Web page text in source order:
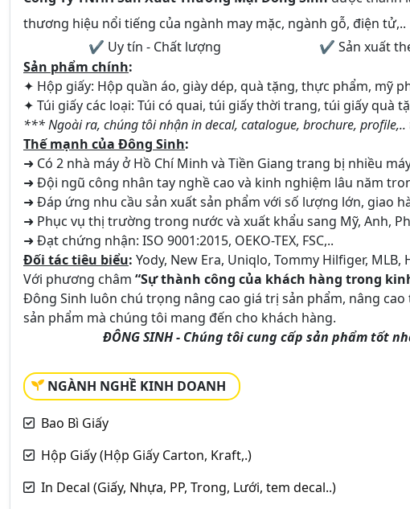
thương hiệu nổi tiếng của ngành may mặc, ngành gỗ, điện tử,..
✔ Uy tín - Chất lượng
✔ Sản xuất
Sản phẩm chính:
✦ Hộp giấy: Hộp quần áo, giày dép, quà tặng, thực phẩm, mỹ
✦ Túi giấy các loại: Túi có quai, túi giấy thời trang, túi giấy quà
*** Ngoài ra, chúng tôi nhận in decal, catalogue, brochure, profile,..
Thế mạnh của Đông Sinh:
➜ Có 2 nhà máy ở Hồ Chí Minh và Tiền Giang trang bị nhiều
➜ Đội ngũ công nhân tay nghề cao và kinh nghiệm lâu năm
➜ Đáp ứng nhu cầu sản xuất sản phẩm với số lượng lớn, giao
➜ Phục vụ thị trường trong nước và xuất khẩu sang Mỹ, Anh,
➜ Đạt chứng nhận: ISO 9001:2015, OEKO-TEX, FSC,..
Đối tác tiêu biểu: Yody, New Era, Uniqlo, Tommy Hilfiger, MLB,
Với phương châm “Sự thành công của khách hàng trong
Đông Sinh luôn chú trọng nâng cao giá trị sản phẩm, nâng
sản phẩm mà chúng tôi mang đến cho khách hàng.
ĐÔNG SINH - Chúng tôi cung cấp sản phẩm tốt
NGÀNH NGHỀ KINH DOANH
Bao Bì Giấy
Hộp Giấy (Hộp Giấy Carton, Kraft,.)
In Decal (Giấy, Nhựa, PP, Trong, Lưới, tem decal..)